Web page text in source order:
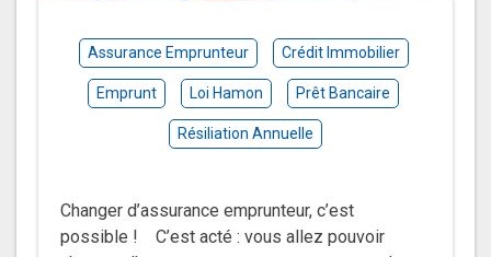
Assurance Emprunteur Crédit Immobilier
Emprunt Loi Hamon Prêt Bancaire
Résiliation Annuelle
Changer d’assurance emprunteur, c’est
possible ! C’est acté : vous allez pouvoir